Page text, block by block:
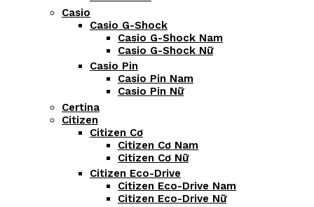
Casio
Casio G-Shock
Casio G-Shock Nam
Casio G-Shock Nữ
Casio Pin
Casio Pin Nam
Casio Pin Nữ
Certina
Citizen
Citizen Cơ
Citizen Cơ Nam
Citizen Cơ Nữ
Citizen Eco-Drive
Citizen Eco-Drive Nam
Citizen Eco-Drive Nữ